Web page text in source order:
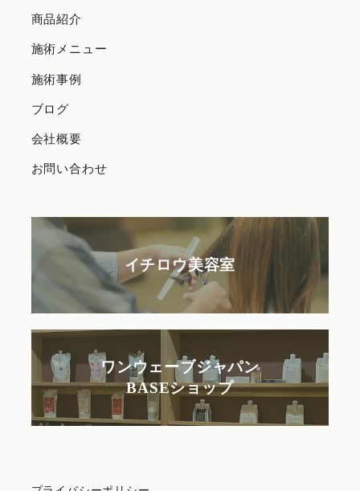
商品紹介
施術メニュー
施術事例
ブログ
会社概要
お問い合わせ
イチロウ美容室
ワンウェーブジャパン
BASEショップ